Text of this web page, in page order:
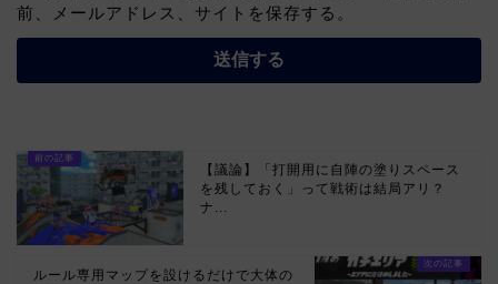
前、メールアドレス、サイトを保存する。
【議論】「打開用に自陣の塗りスペース
を残しておく」って戦術は結局アリ？
ナ...
ルール専用マップを設けるだけで大体の